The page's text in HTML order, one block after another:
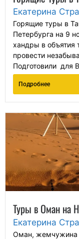
Екатерина
Горящие туры в
Петербурга на 9
хандры в объятия
провести
Подготовили для
Подробнее
Туры в Оман на
Екатерина
Оман, жемчужина